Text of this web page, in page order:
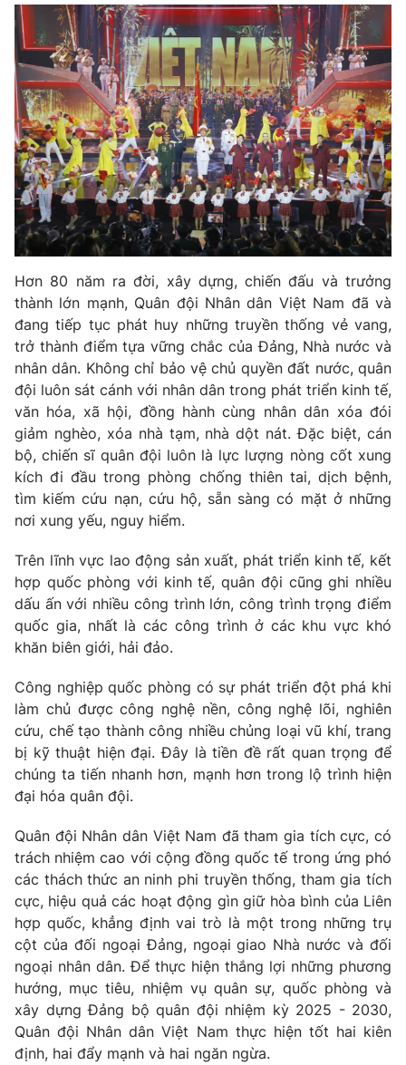
Hơn 80 năm ra đời, xây dựng, chiến đấu và trưởng
thành lớn mạnh, Quân đội Nhân dân Việt Nam đã và
đang tiếp tục phát huy những truyền thống vẻ vang,
trở thành điểm tựa vững chắc của Đảng, Nhà nước và
nhân dân. Không chỉ bảo vệ chủ quyền đất nước, quân
đội luôn sát cánh với nhân dân trong phát triển kinh tế,
văn hóa, xã hội, đồng hành cùng nhân dân xóa đói
giảm nghèo, xóa nhà tạm, nhà dột nát. Đặc biệt, cán
bộ, chiến sĩ quân đội luôn là lực lượng nòng cốt xung
kích đi đầu trong phòng chống thiên tai, dịch bệnh,
tìm kiếm cứu nạn, cứu hộ, sẵn sàng có mặt ở những
nơi xung yếu, nguy hiểm.
Trên lĩnh vực lao động sản xuất, phát triển kinh tế, kết
hợp quốc phòng với kinh tế, quân đội cũng ghi nhiều
dấu ấn với nhiều công trình lớn, công trình trọng điểm
quốc gia, nhất là các công trình ở các khu vực khó
khăn biên giới, hải đảo.
Công nghiệp quốc phòng có sự phát triển đột phá khi
làm chủ được công nghệ nền, công nghệ lõi, nghiên
cứu, chế tạo thành công nhiều chủng loại vũ khí, trang
bị kỹ thuật hiện đại. Đây là tiền đề rất quan trọng để
chúng ta tiến nhanh hơn, mạnh hơn trong lộ trình hiện
đại hóa quân đội.
Quân đội Nhân dân Việt Nam đã tham gia tích cực, có
trách nhiệm cao với cộng đồng quốc tế trong ứng phó
các thách thức an ninh phi truyền thống, tham gia tích
cực, hiệu quả các hoạt động gìn giữ hòa bình của Liên
hợp quốc, khẳng định vai trò là một trong những trụ
cột của đối ngoại Đảng, ngoại giao Nhà nước và đối
ngoại nhân dân. Để thực hiện thắng lợi những phương
hướng, mục tiêu, nhiệm vụ quân sự, quốc phòng và
xây dựng Đảng bộ quân đội nhiệm kỳ 2025 - 2030,
Quân đội Nhân dân Việt Nam thực hiện tốt hai kiên
định, hai đẩy mạnh và hai ngăn ngừa.